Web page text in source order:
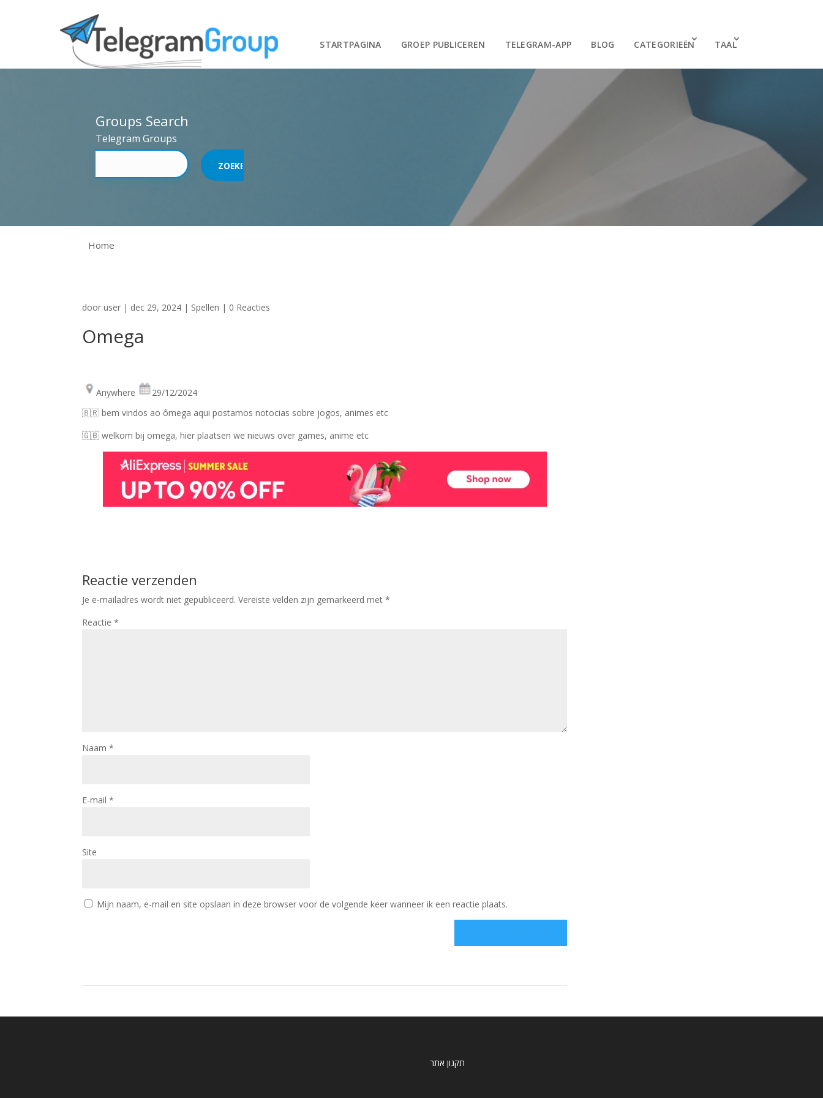
STARTPAGINA GROEP PUBLICEREN TELEGRAM-APP BLOG CATEGORIEËN TAAL
Groups Search
Telegram Groups
Home
dooruser | dec 29, 2024 | Spellen | 0 Reacties
Omega
Anywhere
29/12/2024
🇧🇷 bem vindos ao ômega aqui postamos notocias sobre jogos, animes etc
🇬🇧 welkom bij omega, hier plaatsen we nieuws over games, anime etc
Reactie verzenden
Je e-mailadres wordt niet gepubliceerd. Vereiste velden zijn gemarkeerd met*
Reactie*
Naam*
E-mail*
Site
Mijn naam, e-mail en site opslaan in deze browser voor de volgende keer wanneer ik een reactie plaats.
תקנון אתר